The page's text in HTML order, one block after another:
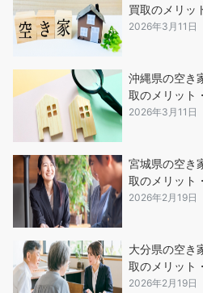
買取のメリッ
2026年3月11日
沖縄県の空き
取のメリット
2026年3月11日
宮城県の空き
取のメリット
2026年2月19日
大分県の空き
取のメリット
2026年2月19日